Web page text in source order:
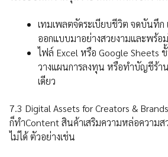
เทมเพลตจัดระเบียบชีวิต จดบันทึก
ออกแบบมาอย่างสวยงามและพร้อ
ไฟล์ Excel หรือ Google
วางแผนการลงทุน หรือทำบัญชีร้า
เดียว
7.3 Digital Assets for Creators &
ก็ทำContent สินค้าเสริมความหล่อความส
ไม่ได้ ตัวอย่างเช่น